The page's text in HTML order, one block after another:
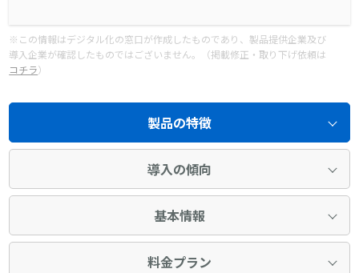
※この情報はデジタル化の窓口が作成したものであり、製品提供企業及び
導入企業が確認したものではございません。（掲載修正・取り下げ依頼は
コチラ）
製品の特徴
導入の傾向
基本情報
料金プラン